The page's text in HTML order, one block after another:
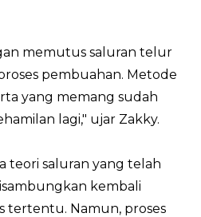
memutus saluran telur
pembuahan. Metode
yang memang sudah
lagi," ujar Zakky.
teori saluran yang telah
kembali
tertentu. Namun, proses